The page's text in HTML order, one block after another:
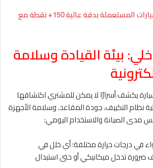
فحص السيارات المستعملة بدقة عالية 150+ نقطة مع
بيئة القيادة وسلامة
يكشف أسرارًا لا يمكن للمشتري اكتشافها
نظام التكييف، جودة المقاعد، وسلامة الأجهزة
مدى الصيانة والاستخدام اليومي:
في درجات حرارة مختلفة؛ أي خلل في
ضرورة تدخل ميكانيكي أو حتى استبدال